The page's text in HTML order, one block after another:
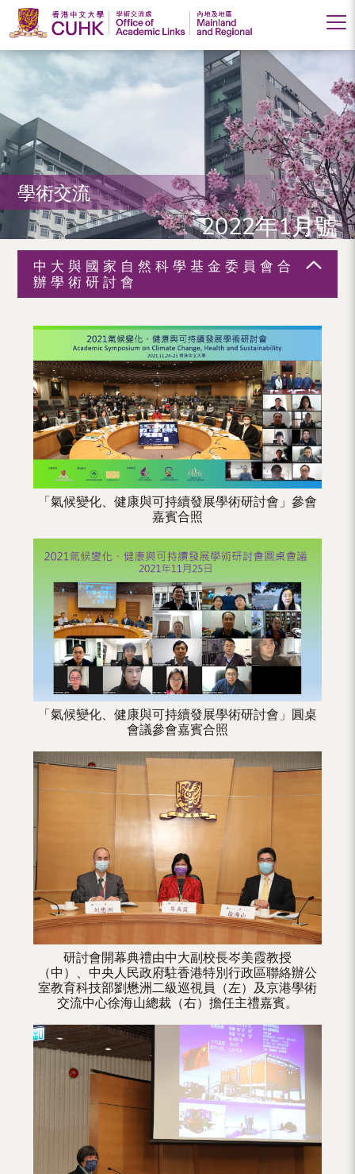
香
港
中
文
大
學
學
術
（內
區）
學術交流
2022年1月號
中大與國家自然科學基金委員會合
辦學術研討會
「氣候變化、健康與可持續發展學術研討會」參會
嘉賓合照
「氣候變化、健康與可持續發展學術研討會」圓桌
會議參會嘉賓合照
研討會開幕典禮由中大副校長岑美霞教授
（中）、中央人民政府駐香港特別行政區聯絡辦公
室教育科技部劉懋洲二級巡視員（左）及京港學術
交流中心徐海山總裁（右）擔任主禮嘉賓。